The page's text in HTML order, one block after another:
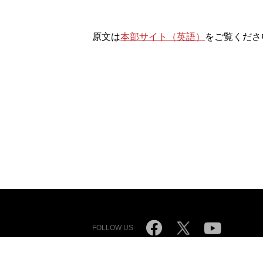
原文は本部サイト（英語） をご覧くださ
FOLLOW US